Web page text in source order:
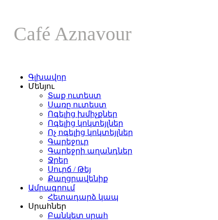
Café Aznavour
Գլխավոր
Մենյու
Տաք ուտեստ
Սառը ուտեստ
Ոգելից խմիչքներ
Ոգելից կոկտեյլներ
Ոչ ոգելից կոկտեյլներ
Գարեջուր
Գարեջրի աղանդներ
Ջրեր
Սուրճ / Թեյ
Քաղցրավենիք
Ամրագրում
Հետադարձ կապ
Սրահներ
Բանկետ սրահ